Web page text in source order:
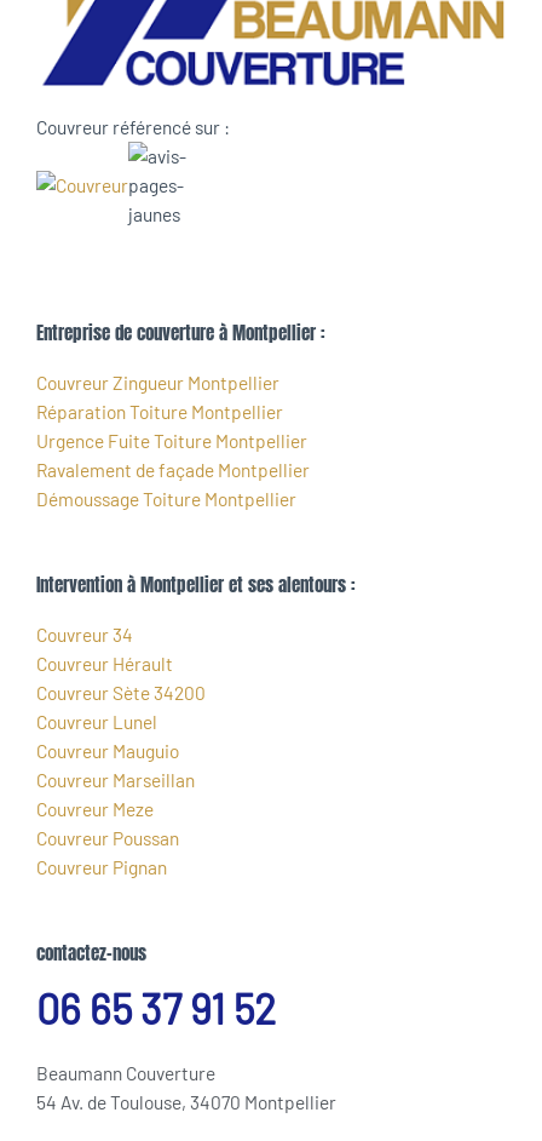
Couvreur référencé sur :
Entreprise de couverture à Montpellier :
Couvreur Zingueur Montpellier
Réparation Toiture Montpellier
Urgence Fuite Toiture Montpellier
Ravalement de façade Montpellier
Démoussage Toiture Montpellier
Intervention à Montpellier et ses alentours :
Couvreur 34
Couvreur Hérault
Couvreur Sète 34200
Couvreur Lunel
Couvreur Mauguio
Couvreur Marseillan
Couvreur Meze
Couvreur Poussan
Couvreur Pignan
contactez-nous
06 65 37 91 52
Beaumann Couverture
54 Av. de Toulouse, 34070 Montpellier